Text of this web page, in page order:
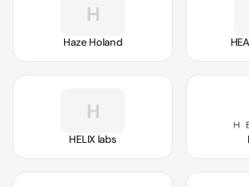
H
Haze Holand
H
HELIX labs